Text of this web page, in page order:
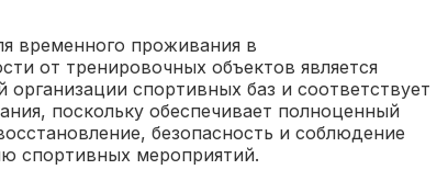
временного проживания в
от тренировочных объектов является
спортивных баз и соответствует
поскольку обеспечивает полноценный
безопасность и соблюдение
спортивных мероприятий.